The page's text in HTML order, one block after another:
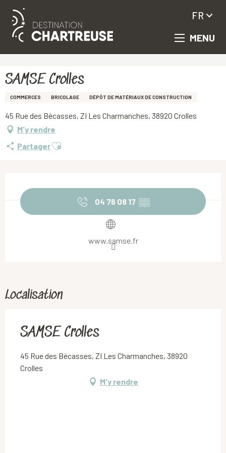
Aller
principal
MENU
FR
SAMSE Crolles
COMMERCES BRICOLAGE DÉPÔT DE MATÉRIAUX DE CONSTRUCTION
45 Rue des Bécasses, ZI Les Charmanches, 38920 Crolles
M'y rendre
PartagerAjouter aux favoris
04 76 08 17 ▒▒
www.samse.fr
Localisation
SAMSE Crolles
45 Rue des Bécasses, ZI Les Charmanches, 38920
Crolles
M'y rendre